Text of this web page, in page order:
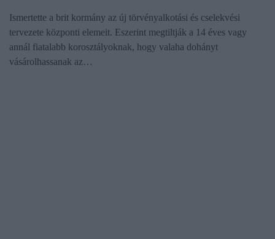
Ismertette a brit kormány az új törvényalkotási és cselekvési
tervezete központi elemeit. Eszerint megtiltják a 14 éves vagy
annál fiatalabb korosztályoknak, hogy valaha dohányt
vásárolhassanak az…